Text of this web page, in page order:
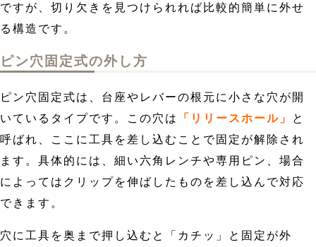
ですが、切り欠きを見つけられれば比較的簡単に外せ
る構造です。
ピン穴固定式の外し方
ピン穴固定式は、台座やレバーの根元に小さな穴が開
いているタイプです。この穴は
「リリースホール」
と
呼ばれ、ここに工具を差し込むことで固定が解除され
ます。具体的には、細い六角レンチや専用ピン、場合
によってはクリップを伸ばしたものを差し込んで対応
できます。
穴に工具を奥まで押し込むと「カチッ」と固定が外